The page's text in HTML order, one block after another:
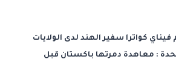
فيناي كواترا سفير الهند لدى الولايات
: معاهدة دمرتها باكستان قبل